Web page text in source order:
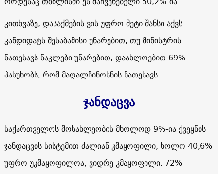
კითხვაზე, დასაქმების ვის უფრო მეტი შანსი აქვს:
კანდიდატს შესაბამისი უნარებით, თუ მინისტრის
ნათესავს ნაკლები უნარებით, დაახლოებით 69%
პასუხობს, რომ მაღალჩინოსნის ნათესავს.
ჯანდაცვა
საქართველოს მოსახლეობის მხოლოდ 9%-ია ქვეყნის
ჯანდაცვის სისტემით ძალიან კმაყოფილი, ხოლო 40,6%
უფრო უკმაყოფილოა, ვიდრე კმაყოფილი. 72%